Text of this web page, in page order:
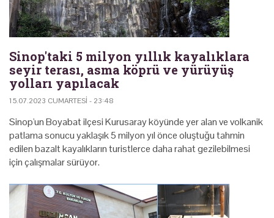
Sinop'taki 5 milyon yıllık kayalıklara
seyir terası, asma köprü ve yürüyüş
yolları yapılacak
15.07.2023 CUMARTESI - 23:48
Sinop'un Boyabat ilçesi Kurusaray köyünde yer alan ve volkanik
patlama sonucu yaklaşık 5 milyon yıl önce oluştuğu tahmin
edilen bazalt kayalıkların turistlerce daha rahat gezilebilmesi
için çalışmalar sürüyor.